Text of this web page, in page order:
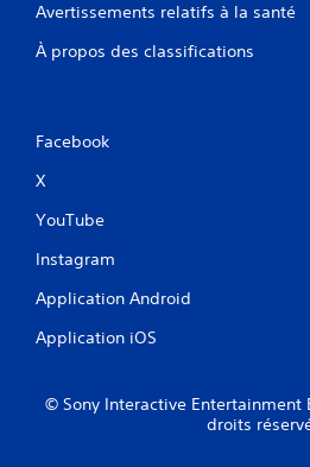
Avertissements relatifs à la santé
À propos des classifications
Facebook
X
YouTube
Instagram
Application Android
Application iOS
© Sony Interactive Entertainment
droits